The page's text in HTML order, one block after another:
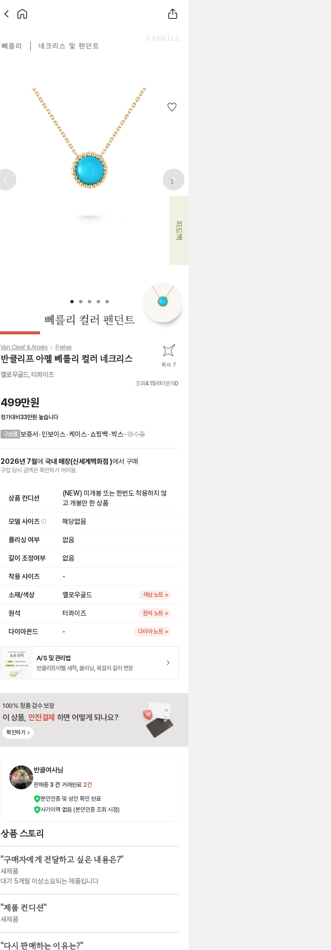
Previous slide Next slide
Van Cleef & Arpels Perlee
반클리프 아펠 뻬를리 컬러 네크리스 위시 7
옐로우골드, 터콰이즈
조회415레터문의0
499만원
정가대비 33만원 높습니다
구성품 보증서 •인보이스•케이스•쇼핑백•박스•영수증
2026년 7월에 국내 매장(신세계백화점 )에서 구매
구입 당시 금액은 확인하기 어려움
상품 컨디션
(NEW) 미개봉 또는 한번도 착용하지 않
고 개봉만 한 상품
모델 사이즈 해당없음
폴리싱 여부 없음
길이 조정여부 없음
착용 사이즈 -
소재/색상 옐로우골드 색상 노트 >
원석 터콰이즈 원석 노트 >
다이아몬드 - 다이아 노트 >
A/S 및 관리법
반클리프아펠 세척, 클리닝, 목걸이 길이 연장
100% 정품 검수 보장
이 상품, 안전결제 하면 어떻게 되나요?
확인하기
반클여사님
판매중 3 건 거래완료 2건
본인인증 및 성인 확인 완료
사기이력 없음 (본인인증 조회 시점)
상품 스토리
"구매자에게 전달하고 싶은 내용은?"
새제품
대기 5개월 이상소요되는 제품입니다
"제품 컨디션"
새제품
"다시 판매하는 이유는?"